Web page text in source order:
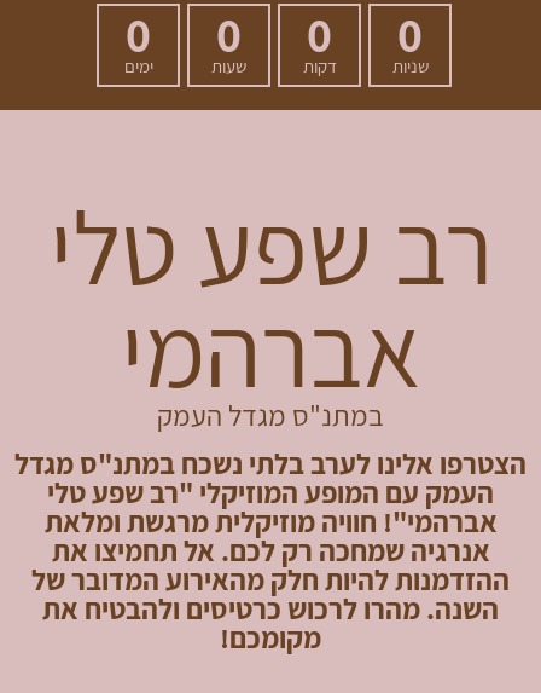
0
שניות
0
דקות
0
שעות
0
ימים
רב שפע טלי
אברהמי
במתנ"ס מגדל העמק
הצטרפו אלינו לערב בלתי נשכח במתנ"ס מגדל
העמק עם המופע המוזיקלי "רב שפע טלי
אברהמי"! חוויה מוזיקלית מרגשת ומלאת
אנרגיה שמחכה רק לכם. אל תחמיצו את
ההזדמנות להיות חלק מהאירוע המדובר של
השנה. מהרו לרכוש כרטיסים ולהבטיח את
מקומכם!